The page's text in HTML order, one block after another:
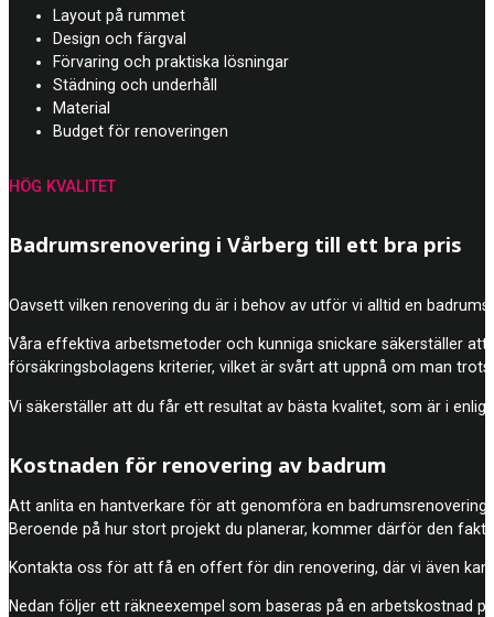
Layout på rummet
Design och färgval
Förvaring och praktiska lösningar
Städning och underhåll
Material
Budget för renoveringen
Badrumsrenovering i Vårberg till ett bra pris
Oavsett vilken renovering du är i behov av utför vi alltid en
Våra effektiva arbetsmetoder och kunniga snickare säkerställer
försäkringsbolagens kriterier, vilket är svårt att uppnå om man
Vi säkerställer att du får ett resultat av bästa kvalitet, som är i
HÖG KVALITET
Kostnaden för renovering av badrum
Att anlita en hantverkare för att genomföra en
Beroende på hur stort projekt du planerar, kommer därför den
Kontakta oss för att få en offert för din renovering, där vi även
Nedan följer ett räkneexempel som baseras på en arbetskostnad